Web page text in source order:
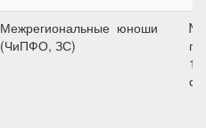
Межрегиональные
(ЧиПФО, ЗС)
юноши
см